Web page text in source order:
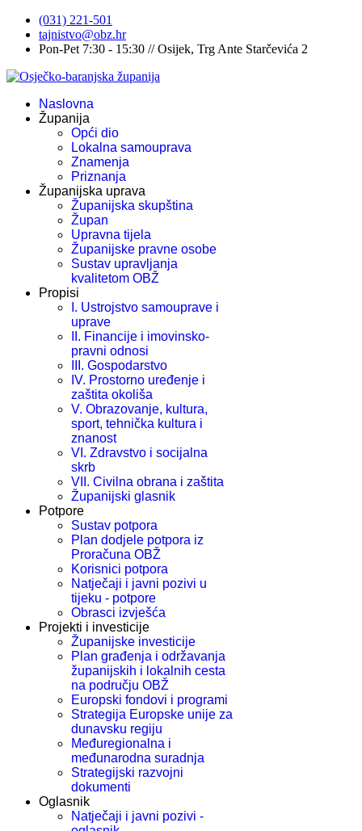
(031) 221-501
tajnistvo@obz.hr
Pon-Pet 7:30 - 15:30 // Osijek, Trg Ante Starčevića 2
Naslovna
Županija
Opći dio
Lokalna samouprava
Znamenja
Priznanja
Županijska uprava
Županijska skupština
Župan
Upravna tijela
Županijske pravne osobe
Sustav upravljanja
kvalitetom OBŽ
Propisi
I. Ustrojstvo samouprave i
uprave
II. Financije i imovinsko-
pravni odnosi
III. Gospodarstvo
IV. Prostorno uređenje i
zaštita okoliša
V. Obrazovanje, kultura,
sport, tehnička kultura i
znanost
VI. Zdravstvo i socijalna
skrb
VII. Civilna obrana i zaštita
Županijski glasnik
Potpore
Sustav potpora
Plan dodjele potpora iz
Proračuna OBŽ
Korisnici potpora
Natječaji i javni pozivi u
tijeku - potpore
Obrasci izvješća
Projekti i investicije
Županijske investicije
Plan građenja i održavanja
županijskih i lokalnih cesta
na području OBŽ
Europski fondovi i programi
Strategija Europske unije za
dunavsku regiju
Međuregionalna i
međunarodna suradnja
Strategijski razvojni
dokumenti
Oglasnik
Natječaji i javni pozivi -